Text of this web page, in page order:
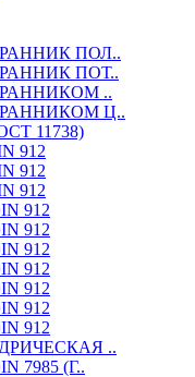
ПОЛ..
ПОТ..
..
Ц..
11738)
912
912
912
912
912
912
912
912
912
912
..
7985 (Г..